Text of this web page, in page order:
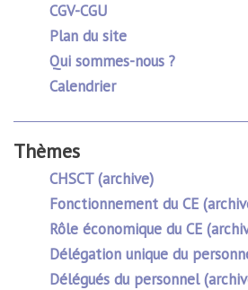
CGV-CGU
Plan du site
Qui sommes-nous ?
Calendrier
Thèmes
CHSCT (archive)
Fonctionnement du CE
Rôle économique du CE
Délégation unique du
Délégués du personnel